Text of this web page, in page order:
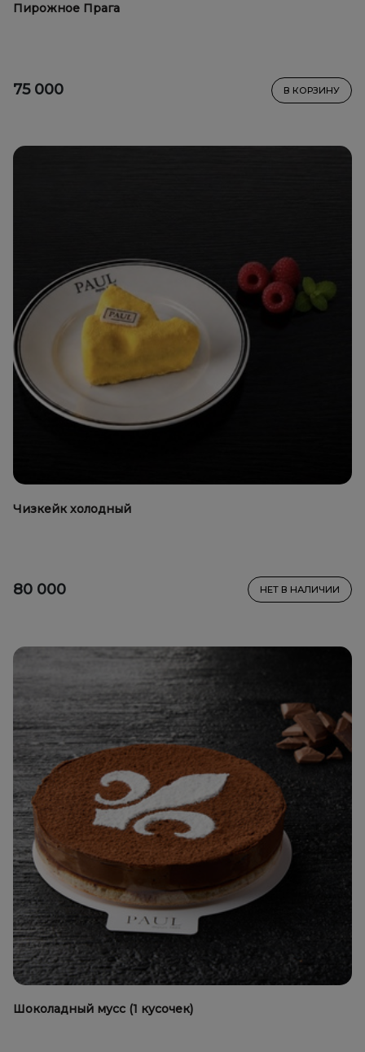
Пирожное Прага
75 000 В КОРЗИНУ
Чизкейк холодный
80 000 НЕТ В НАЛИЧИИ
Шоколадный мусс (1 кусочек)